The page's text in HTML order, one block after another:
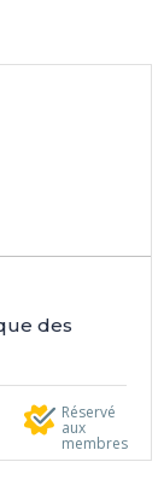
des
Réservé
aux
membres